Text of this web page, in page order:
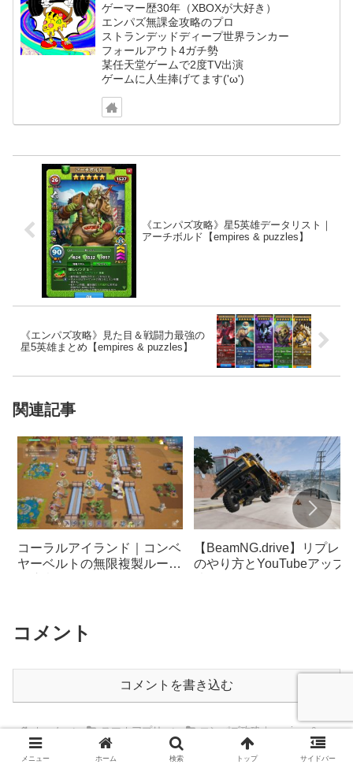
ゲーマー歴30年（XBOXが大好き）
エンパズ無課金攻略のプロ
ストランデッドディープ世界ランカー
フォールアウト4ガチ勢
某任天堂ゲームで2度TV出演
ゲームに人生捧げてます('ω')
《エンパズ攻略》星5英雄データリスト｜
アーチボルド【empires & puzzles】
《エンパズ攻略》見た目＆戦闘力最強の
星5英雄まとめ【empires & puzzles】
関連記事
コーラルアイランド｜コンベ
ヤーベルトの無限複製ループ
【BeamNG.drive】リプレイ
のやり方とYouTubeアップ
コメント
コメントを書き込む
ホーム スマホアプリ
エンパズ攻略｜empires &
puzzles
メニュー ホーム 検索 トップ サイドバー